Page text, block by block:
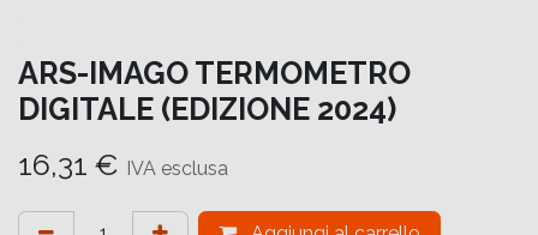
ARS-IMAGO TERMOMETRO
DIGITALE (EDIZIONE 2024)
16,31 € IVA esclusa